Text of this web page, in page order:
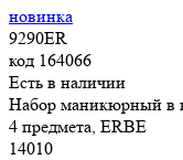
новинка
9290ER
код 164066
Есть в наличии
Набор маникюрный в
4 предмета, ERBE
14010